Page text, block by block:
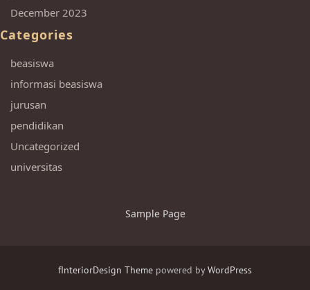
December 2023
Categories
beasiswa
informasi beasiswa
jurusan
pendidikan
Uncategorized
universitas
Sample Page
fInteriorDesign Theme powered byWordPress